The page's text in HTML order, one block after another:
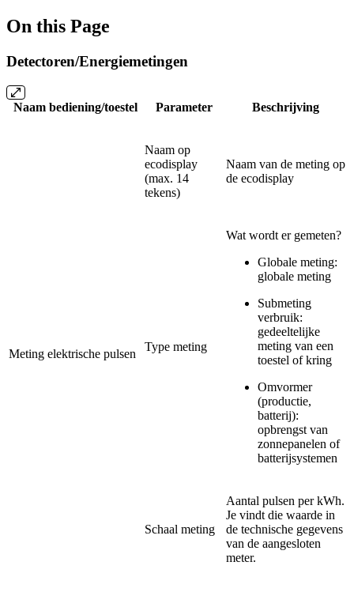
On this Page
Detectoren/Energiemetingen
Naam bediening/toestel Parameter Beschrijving
Meting elektrische pulsen
Naam op
ecodisplay
(max. 14
tekens)
Naam van de meting op
de ecodisplay
Type meting
Wat wordt er gemeten?
Globale meting:
globale meting
Submeting
verbruik:
gedeeltelijke
meting van een
toestel of kring
Omvormer
(productie,
batterij):
opbrengst van
zonnepanelen of
batterijsystemen
Schaal meting
Aantal pulsen per kWh.
Je vindt die waarde in
de technische gegevens
van de aangesloten
meter.